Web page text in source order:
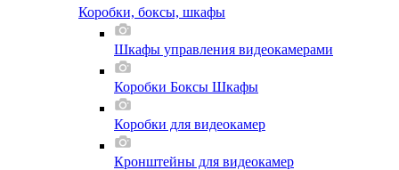
Коробки, боксы, шкафы
Шкафы управления видеокамерами
Коробки Боксы Шкафы
Коробки для видеокамер
Кронштейны для видеокамер